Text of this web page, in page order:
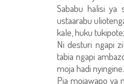
Sababu halisi
ustaarabu
kale, huku
Ni desturi ngapi
tabia ngapi
moja hadi nyingine.
Pia mojawapo ya